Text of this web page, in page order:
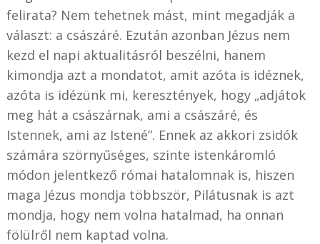
felirata? Nem tehetnek mást, mint megadják a
választ: a császáré. Ezután azonban Jézus nem
kezd el napi aktualitásról beszélni, hanem
kimondja azt a mondatot, amit azóta is idéznek,
azóta is idézünk mi, keresztények, hogy „adjátok
meg hát a császárnak, ami a császáré, és
Istennek, ami az Istené”. Ennek az akkori zsidók
számára szörnyűséges, szinte istenkáromló
módon jelentkező római hatalomnak is, hiszen
maga Jézus mondja többször, Pilátusnak is azt
mondja, hogy nem volna hatalmad, ha onnan
fölülről nem kaptad volna.